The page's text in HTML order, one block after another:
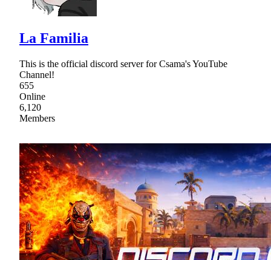
La Familia
This is the official discord server for Csama's YouTube
Channel!
655
Online
6,120
Members